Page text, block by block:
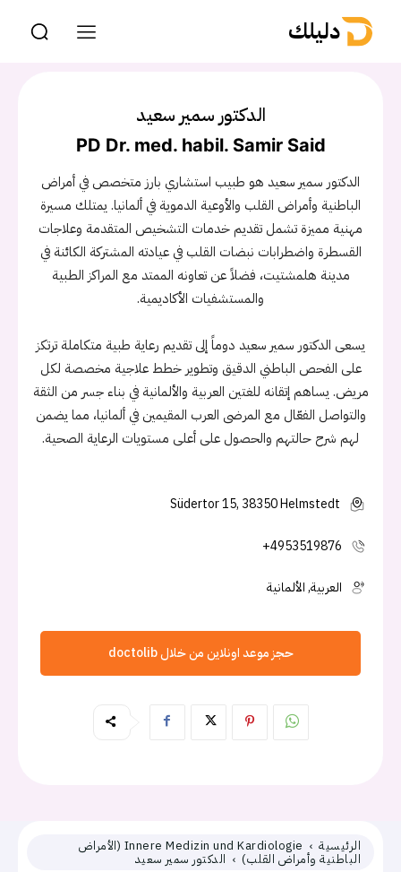
دليلك
الرئيسية Innere Medizin und Kardiologie (الأمراض
الباطنية وأمراض القلب) الدكتور سمير سعيد
الدكتور سمير سعيد
PD Dr. med. habil. Samir Said
الدكتور سمير سعيد هو طبيب استشاري بارز متخصص في أمراض
الباطنية وأمراض القلب والأوعية الدموية في ألمانيا. يمتلك مسيرة
مهنية مميزة تشمل تقديم خدمات التشخيص المتقدمة وعلاجات
القسطرة واضطرابات نبضات القلب في عيادته المشتركة الكائنة في
مدينة هلمشتيت، فضلاً عن تعاونه الممتد مع المراكز الطبية
والمستشفيات الأكاديمية.
يسعى الدكتور سمير سعيد دوماً إلى تقديم رعاية طبية متكاملة ترتكز
على الفحص الباطني الدقيق وتطوير خطط علاجية مخصصة لكل
مريض. يساهم إتقانه للغتين العربية والألمانية في بناء جسر من الثقة
والتواصل الفعّال مع المرضى العرب المقيمين في ألمانيا، مما يضمن
لهم شرح حالتهم والحصول على أعلى مستويات الرعاية الصحية.
Südertor 15, 38350 Helmstedt
+4953519876
العربية, الألمانية
حجز موعد اونلاين من خلال doctolib